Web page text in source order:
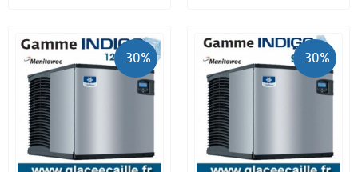
-30% -30%